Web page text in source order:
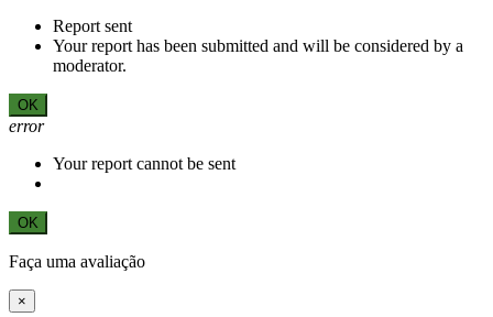
Report sent
Your report has been submitted and will be considered by a
moderator.
OK
error
Your report cannot be sent
OK
Faça uma avaliação
×